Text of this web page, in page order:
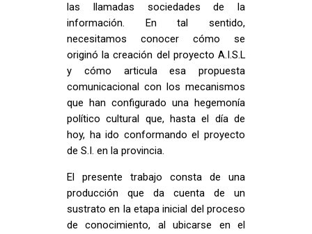
las llamadas sociedades de la
información. En tal sentido,
necesitamos conocer cómo se
originó la creación del proyecto A.I.S.L
y cómo articula esa propuesta
comunicacional con los mecanismos
que han configurado una hegemonía
político cultural que, hasta el día de
hoy, ha ido conformando el proyecto
de S.I. en la provincia.
El presente trabajo consta de una
producción que da cuenta de un
sustrato en la etapa inicial del proceso
de conocimiento, al ubicarse en el